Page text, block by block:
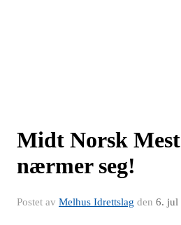
Midt Norsk
nærmer seg!
Postet av Melhus Idrettslag den 6. jul